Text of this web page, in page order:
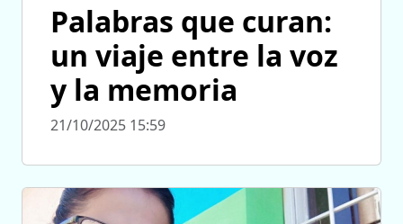
Palabras que curan:
un viaje entre la voz
y la memoria
21/10/2025 15:59